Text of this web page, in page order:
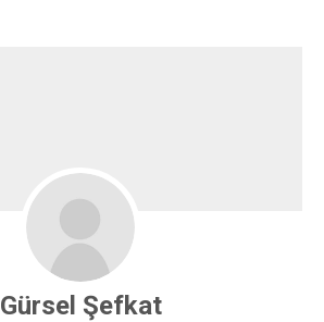
Gürsel Şefkat